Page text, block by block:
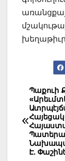
Post
Պաքուի
Է.